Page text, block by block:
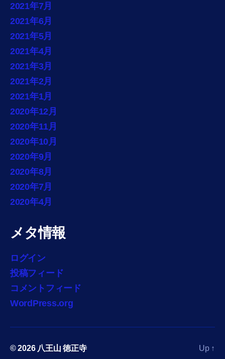
2021年7月
2021年6月
2021年5月
2021年4月
2021年3月
2021年2月
2021年1月
2020年12月
2020年11月
2020年10月
2020年9月
2020年8月
2020年7月
2020年4月
メタ情報
ログイン
投稿フィード
コメントフィード
WordPress.org
© 2026 八王山 徳正寺 Up ↑